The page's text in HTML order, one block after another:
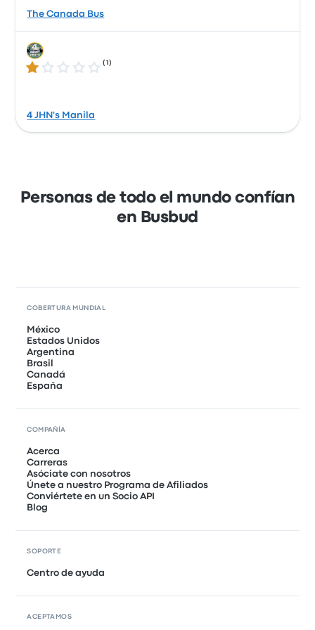
The Canada Bus
1.0 de 5 estrellas
(1 )
4 JHN's Manila
Personas de todo el mundo confían
en Busbud
COBERTURA MUNDIAL
México
Estados Unidos
Argentina
Brasil
Canadá
España
COMPAÑÍA
Acerca
Carreras
Asóciate con nosotros
Únete a nuestro Programa de Afiliados
Conviértete en un Socio API
Blog
SOPORTE
Centro de ayuda
ACEPTAMOS